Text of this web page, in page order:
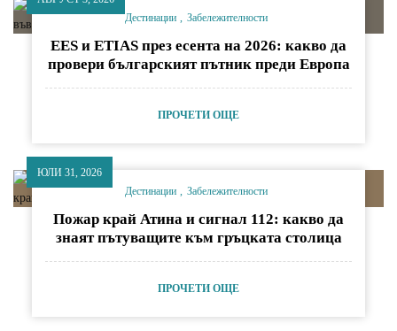
Дестинации
Забележителности
EES и ETIAS през есента на 2026: какво да
провери българският пътник преди Европа
ПРОЧЕТИ ОЩЕ
ЮЛИ 31, 2026
Дестинации
Забележителности
Пожар край Атина и сигнал 112: какво да
знаят пътуващите към гръцката столица
ПРОЧЕТИ ОЩЕ